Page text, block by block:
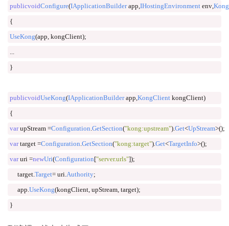
publicvoidConfigure(IApplicationBuilder app IHostingEnvironment env
{
UseKong(app kongClient);
}
publicvoidUseKong(IApplicationBuilder app KongClient kongClient)
{
var upStream =Configuration GetSection("kong:upstream"). Get<UpStream>();
var target =Configuration GetSection("kong:target"). Get<TargetInfo>();
var uri =newUri(Configuration["server.urls"]);
     target
Target= uri Authority;
     app
UseKong(kongClient upStream target);
}